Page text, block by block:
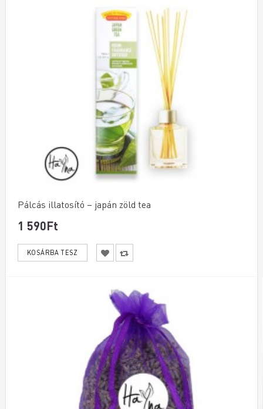
Pálcás illatosító – japán zöld tea
1 590Ft